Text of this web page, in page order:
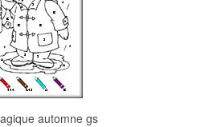
automne gs